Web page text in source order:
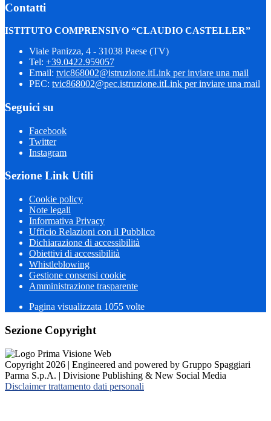
Contatti
ISTITUTO COMPRENSIVO “CLAUDIO CASTELLER”
Viale Panizza, 4 - 31038 Paese (TV)
Tel: +39.0422.959057
Email: tvic868002@istruzione.itLink per inviare una mail
PEC: tvic868002@pec.istruzione.itLink per inviare una mail
Seguici su
Facebook
Twitter
Instagram
Sezione Link Utili
Cookie policy
Note legali
Informativa Privacy
Ufficio Relazioni con il Pubblico
Dichiarazione di accessibilità
Obiettivi di accessibilità
Whistleblowing
Gestione consensi cookie
Amministrazione trasparente
Pagina visualizzata 1055 volte
Sezione Copyright
Copyright 2026 | Engineered and powered by Gruppo Spaggiari
Parma S.p.A. | Divisione Publishing & New Social Media
Disclaimer trattamento dati personali